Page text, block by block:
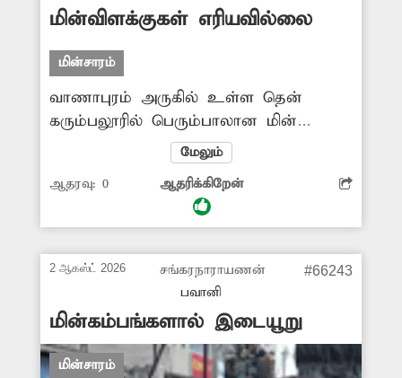
மின்விளக்குகள் எரியவில்லை
மின்சாரம்
வாணாபுரம் அருகில் உள்ள தென்
கரும்பலூரில் பெரும்பாலான மின்
கம்பங்களில் மின்விளக்குகள் இரவில்
எரிவது கிடையாது. இரவு முழுவதும்
இருள் சூழ்ந்து காணப்படுகிறது. ஒருசில
இடங்களில் மின் கம்பத்தில் உள்ள
கொண்டே இருக்கிறது. எரியாத மின்
விளக்குகளை எரியவிட அதிகாரிகள்
நடவடிக்கை எடுக்க வேண்டும். -நாகராஜ்,
வாணாபுரம்.
மேலும்
ஆதரவு: 0 ஆதரிக்கிறேன்
2 ஆகஸ்ட் 2026
சங்கரநாராயணன்
பவானி
#66243
மின்கம்பங்களால் இடையூறு
மின்சாரம்